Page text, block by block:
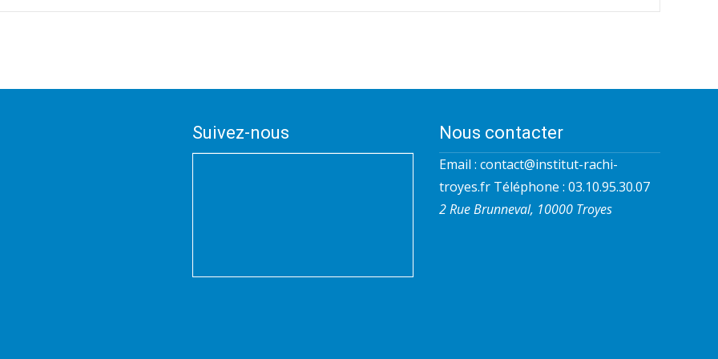
Suivez-nous Nous contacter
Email : contact@institut-rachi-
troyes.fr Téléphone : 03.10.95.30.07
2 Rue Brunneval, 10000 Troyes